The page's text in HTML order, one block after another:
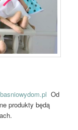
Od
produkty będą